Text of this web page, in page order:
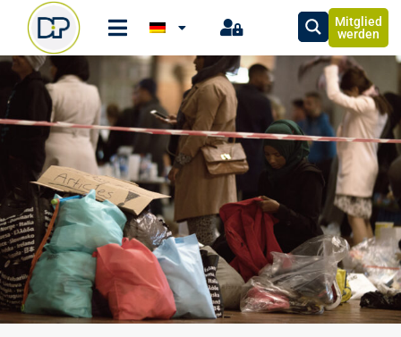
Mitglied
werden